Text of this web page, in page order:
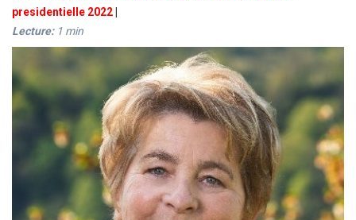
presidentielle 2022
Lecture: 1 min